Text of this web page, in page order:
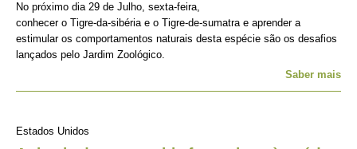
No próximo dia 29 de Julho, sexta-feira,
conhecer o Tigre-da-sibéria e o Tigre-de-sumatra e aprender a
estimular os comportamentos naturais desta espécie são os desafios
lançados pelo Jardim Zoológico.
Saber mais
Estados Unidos